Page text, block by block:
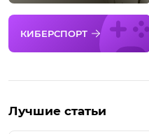
КИБЕРСПОРТ
Лучшие статьи